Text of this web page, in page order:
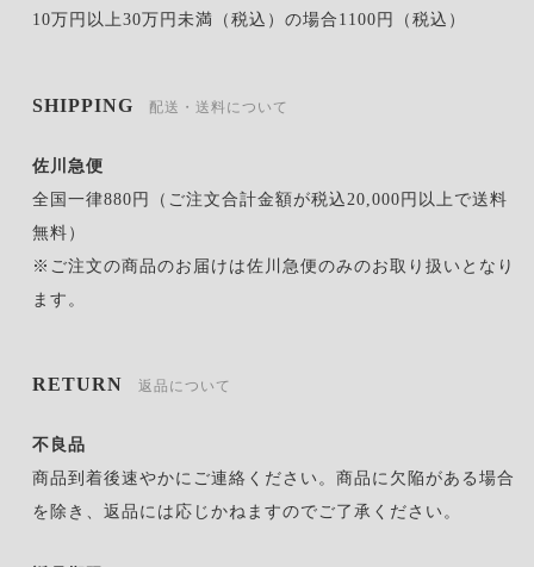
10万円以上30万円未満（税込）の場合1100円（税込）
SHIPPING 配送・送料について
佐川急便
全国一律880円（ご注文合計金額が税込20,000円以上で送料
無料）
※ご注文の商品のお届けは佐川急便のみのお取り扱いとなり
ます。
RETURN 返品について
不良品
商品到着後速やかにご連絡ください。商品に欠陥がある場合
を除き、返品には応じかねますのでご了承ください。